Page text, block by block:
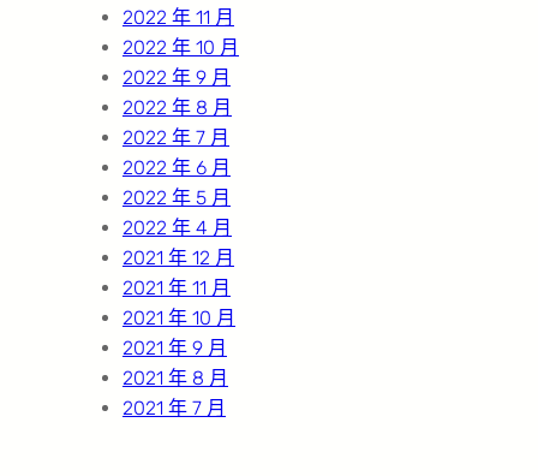
2022 年 11 月
2022 年 10 月
2022 年 9 月
2022 年 8 月
2022 年 7 月
2022 年 6 月
2022 年 5 月
2022 年 4 月
2021 年 12 月
2021 年 11 月
2021 年 10 月
2021 年 9 月
2021 年 8 月
2021 年 7 月